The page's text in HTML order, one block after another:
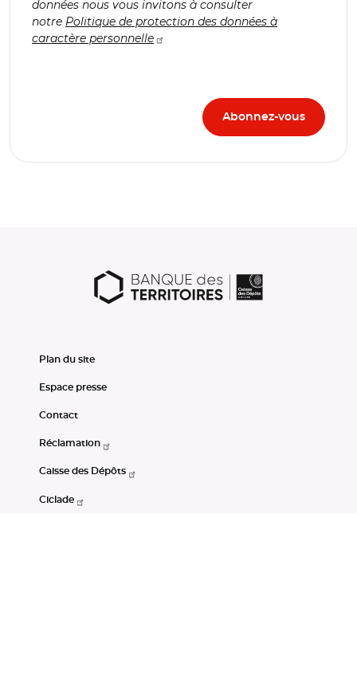
données nous vous invitons à consulter
notre Politique de protection des données à
caractère personnelle
Plan du site
Espace presse
Contact
Réclamation
Caisse des Dépôts
Ciclade